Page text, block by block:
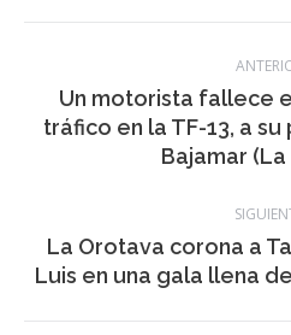
Navegación
Un motorista fallece
Bajamar (La